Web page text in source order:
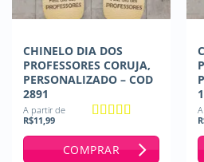
CHINELO DIA DOS
PROFESSORES CORUJA,
PERSONALIZADO – COD
2891
A partir de
R$11,99
COMPRAR